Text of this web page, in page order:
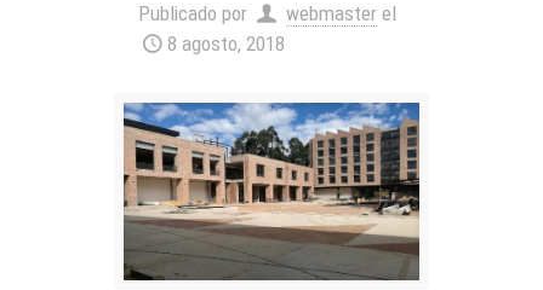
Publicado por webmaster el
8 agosto, 2018